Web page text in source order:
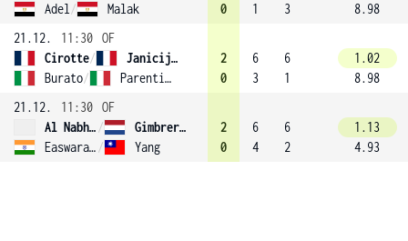
Adel / Malak
0
1
3
8.98
21.12.
11:30 OF
Cirotte/
Janicijevic (4)
Burato/ Parentini Vallega Montebruno
2
0
6
3
6
1
1.02
8.98
21.12.
11:30 OF
Al Nabhani /
Gimbrere (2)
Easwaramurthi / Yang
2
0
6
4
6
2
1.13
4.93